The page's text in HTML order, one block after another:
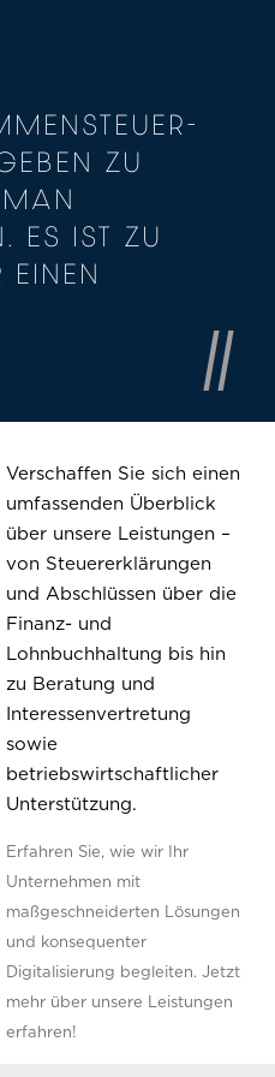
ZU
ES IST ZU
Verschaffen Sie sich einen
umfassenden Überblick
über unsere Leistungen –
von Steuererklärungen
und Abschlüssen über die
Finanz- und
Lohnbuchhaltung bis hin
zu Beratung und
Interessenvertretung
sowie
betriebswirtschaftlicher
Unterstützung.
Erfahren Sie, wie wir Ihr
Unternehmen mit
maßgeschneiderten Lösungen
und konsequenter
Digitalisierung begleiten. Jetzt
mehr über unsere Leistungen
erfahren!